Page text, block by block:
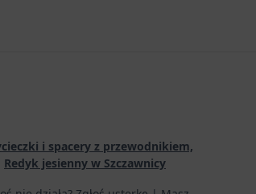
i spacery z przewodnikiem,
Redyk jesienny w Szczawnicy